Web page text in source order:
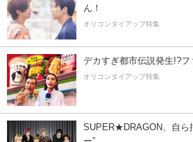
ん！
オリコンタイアップ特集
デカすぎ都市伝説発生!?
オリコンタイアップ特集
SUPER★DRAGON、自ら